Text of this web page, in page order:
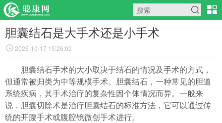
胆囊结石是大手术还是小手术
2025-10-17 15:26:02
胆囊结石手术的大小取决于结石的情况及手术的方式，
但通常被归类为中等规模手术。胆囊结石，一种常见的胆道
系统疾病，其手术治疗的复杂性因个体情况而异。一般来
说，胆囊切除术是治疗胆囊结石的标准方法，它可以通过传
统的开腹手术或腹腔镜微创手术进行。